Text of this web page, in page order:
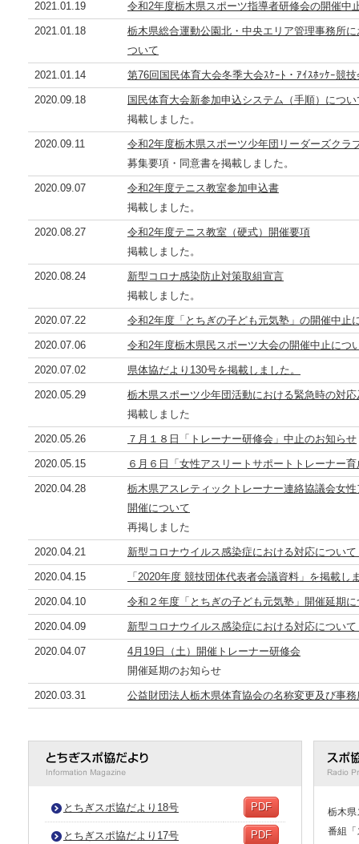
2021.01.19 令和2年度栃木県スポーツ指導者研修会の開催中
2021.01.18
栃木県総合運動公園北・中央エリア管理事務所
ついて
2021.01.14 第76回国民体育大会冬季大会ｽｹｰﾄ・ｱｲｽﾎｯｹｰ競
2020.09.18
国民体育大会新参加申込システム（手順）につい
掲載しました。
2020.09.11
令和2年度栃木県スポーツ少年団リーダーズクラ
募集要項・同意書を掲載しました。
2020.09.07
令和2年度テニス教室参加申込書
掲載しました。
2020.08.27
令和2年度テニス教室（硬式）開催要項
掲載しました。
2020.08.24
新型コロナ感染防止対策取組宣言
掲載しました。
2020.07.22 令和2年度「とちぎの子ども元気塾」の開催中止
2020.07.06 令和2年度栃木県民スポーツ大会の開催中止につ
2020.07.02 県体協だより130号を掲載しました。
2020.05.29
栃木県スポーツ少年団活動における緊急時の対
掲載しました
2020.05.26 ７月１８日「トレーナー研修会」中止のお知らせ
2020.05.15 ６月６日「女性アスリートサポートトレーナー
2020.04.28
栃木県アスレティックトレーナー連絡協議会女
開催について
再掲しました
2020.04.21 新型コロナウイルス感染症における対応につい
2020.04.15 「2020年度 競技団体代表者会議資料」を掲載し
2020.04.10 令和２年度「とちぎの子ども元気塾」開催延期に
2020.04.09 新型コロナウイルス感染症における対応につい
2020.04.07
4月19日（土）開催トレーナー研修会
開催延期のお知らせ
2020.03.31 公益財団法人栃木県体育協会の名称変更及び事
とち
とちぎスポ協だより18号 PDF
とちぎスポ協だより17号 PDF
栃木県
番組「